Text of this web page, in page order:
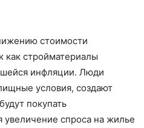
стоимости
как стройматериалы
инфляции. Люди
условия, создают
покупать
спроса на жилье